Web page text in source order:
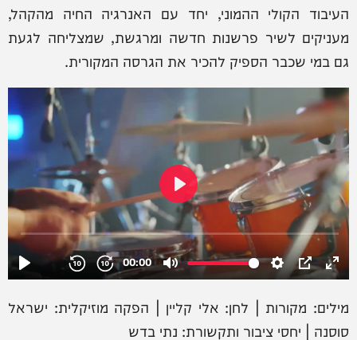
העיבוד הקולי ההמוני, יחד עם האנרגיה החיה מהקהל,
מעניקים לשיר פרשנות חדשה ומרגשת, שמצליחה לגעת
גם במי שכבר הספיק להכיר את הגרסה המקורית.
מילים: מקורות | לחן: אלי קליין | הפקה מוזיקלית: ישראל
סוסנה | יחסי ציבור ותקשורת: נתי בדש